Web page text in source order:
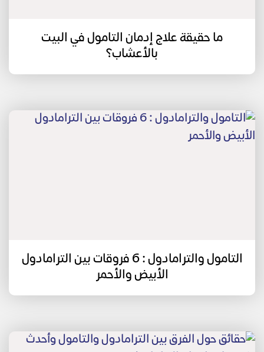
ما حقيقة علاج إدمان التامول في البيت
بالأعشاب؟
التامول والترامادول : 6 فروقات بين الترامادول
الأبيض والأحمر